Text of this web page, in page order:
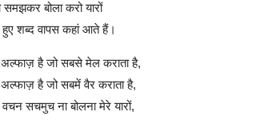
समझकर बोला करो यारों
हुए शब्द वापस कहां आते हैं।
अल्फाज़ है जो सबसे मेल कराता है,
अल्फाज़ है जो सबमें वैर कराता है,
सचमुच ना बोलना मेरे यारों,